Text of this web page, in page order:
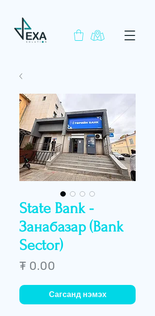
State Bank -
Занабазар (Bank
Sector)
₮ 0.00
Сагсанд нэмэх